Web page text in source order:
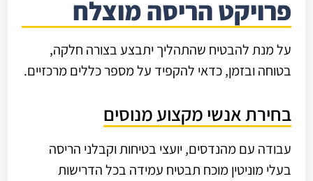
פרויקט הריסה מוצלח
על מנת להבטיח שהתהליך יתבצע בצורה חלקה,
בטוחה ובזמן, כדאי להקפיד על מספר כללים מרכזיים.
בחירת אנשי מקצוע מנוסים
עבודה עם מהנדסים, יועצי בטיחות וקבלני הריסה
בעלי מוניטין מוכח תבטיח עמידה בכל הדרישות